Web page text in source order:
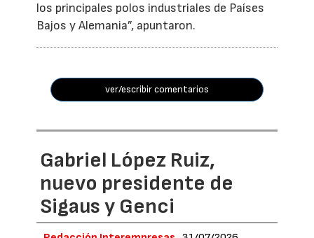
los principales polos industriales de Países
Bajos y Alemania”, apuntaron.
ver/escribir comentarios
Gabriel López Ruiz,
nuevo presidente de
Sigaus y Genci